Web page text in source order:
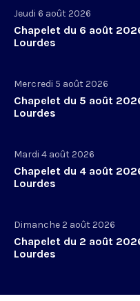
Jeudi 6 août 2026
Chapelet du 6 août
Lourdes
Mercredi 5 août 2026
Chapelet du 5 août
Lourdes
Mardi 4 août 2026
Chapelet du 4 août
Lourdes
Dimanche 2 août 2026
Chapelet du 2 août
Lourdes